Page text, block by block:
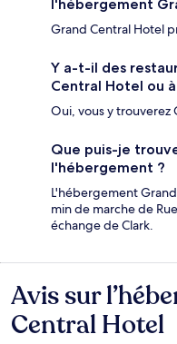
l'hébergement
Grand Central Hotel
Y a-t-il des
Central Hotel ou
Oui, vous y trouverez
Que puis-je
l'hébergement ?
L'hébergement
min de marche de
échange de Clark.
Avis
Avis sur
Central Hotel